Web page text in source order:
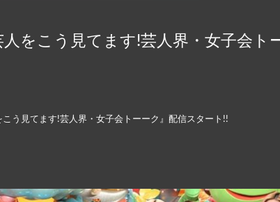
人をこう見てます!芸人界・女子会ト
う見てます!芸人界・女子会トーーク』配信スタート!!